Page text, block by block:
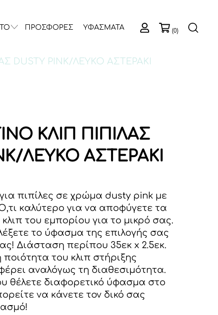
ΠΡΟΣΦΟΡΕΣ ΥΦΑΣΜΑΤΑ (0)
DUSTY PINK/ΛΕΥΚΟ ΑΣΤΕΡΑΚΙ
ΚΛΙΠ ΠΙΠΙΛΑΣ
ΛΕΥΚΟ ΑΣΤΕΡΑΚΙ
πιπίλες σε χρώμα dusty pink με
καλύτερο για να αποφύγετε τα
του εμπορίου για το μικρό σας.
το ύφασμα της επιλογής σας
Διάσταση περίπου 35εκ x 2.5εκ.
του κλιπ στήριξης
αναλόγως τη διαθεσιμότητα.
θέλετε διαφορετικό ύφασμα στο
να κάνετε τον δικό σας